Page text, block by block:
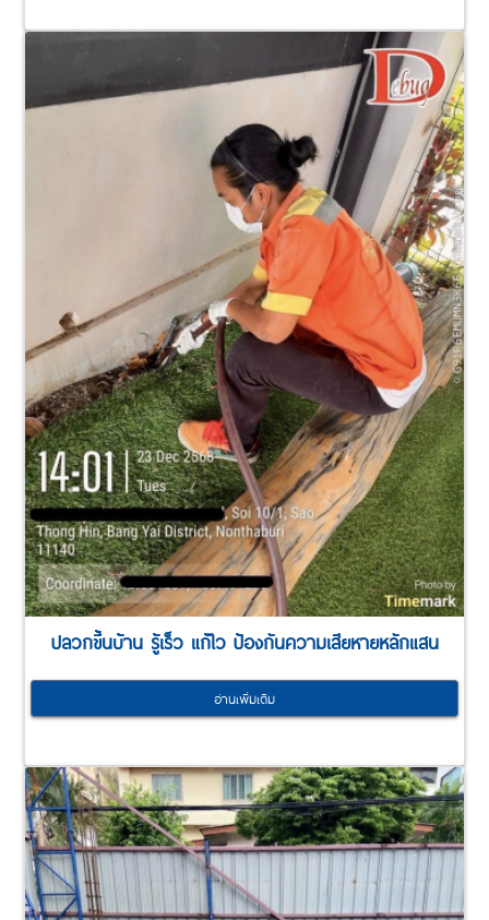
ปลวกขึ้นบ้าน รู้เร็ว แก้ไว ป้องกันความเสียหายหลักแสน
อ่านเพิ่มเติม